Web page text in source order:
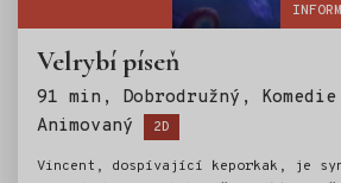
Velrybí píseň
91 min, Dobrodružný,
Animovaný
Štítky:
2D
Vincent, dospívající keporkak, je